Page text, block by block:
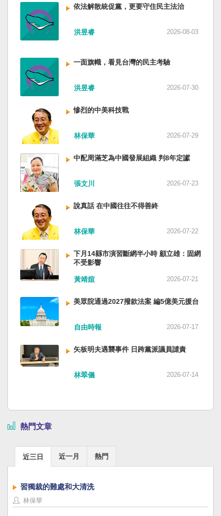
依法解散統促黨，更要守住民主法治
洪昱睿 2026-08-03
一面旗幟，看見台灣的民主考驗
洪昱睿 2026-07-30
慘烈的中美科技戰
林保華 2026-07-29
中配周滿芝為中國發展組織 判8年定讞
張文川 2026-07-23
說真話 在中國往往不得善終
林保華 2026-07-22
下月14縣市演習斷網半小時 顧立雄：固網
不受影響
黃靖媗 2026-07-21
美眾院通過2027撥款法案 編5億美元援台
自由時報 2026-07-17
矢板明夫遇襲事件 日跨黨派議員譴責
林翠儀 2026-07-14
熱門文章
近三日 近一月 熱門
習獨裁的難處和大清洗
林保華